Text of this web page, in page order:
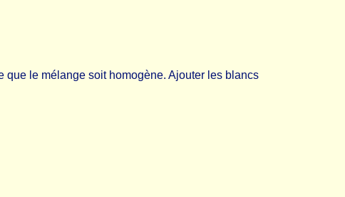
que le mélange soit homogène. Ajouter les blancs